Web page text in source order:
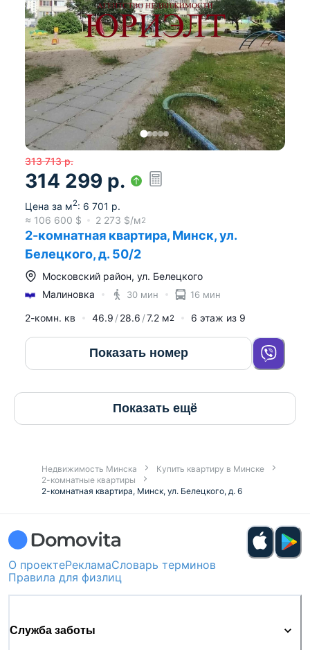
313 713 р.
314 299 р.
Цена за м2: 6 701 р.
≈ 106 600 $ 2 273 $/м2
2-комнатная квартира, Минск, ул.
Белецкого, д. 50/2
Московский район, ул. Белецкого
Малиновка
30 мин 16 мин
2-комн. кв 46.9 28.6 7.2 м2 6 этаж из 9
Показать номер
Показать ещё
Недвижимость Минска
Купить квартиру в Минске
2-комнатные квартиры
2-комнатная квартира, Минск, ул. Белецкого, д. 6
О проектеРекламаСловарь терминов
Правила для физлиц
Служба заботы